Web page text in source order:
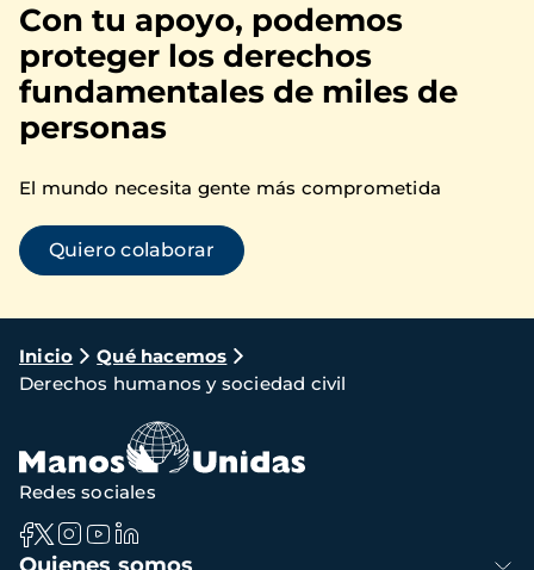
Con tu apoyo, podemos
proteger los derechos
fundamentales de miles de
personas
El mundo necesita gente más comprometida
Quiero colaborar
Ruta
de
navegación
Inicio
Qué hacemos
Derechos humanos y sociedad civil
Navegación
Redes sociales